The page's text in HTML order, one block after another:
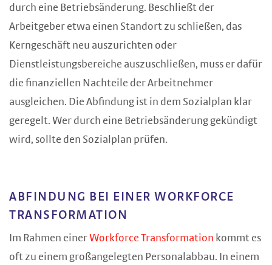
durch eine Betriebsänderung. Beschließt der
Arbeitgeber etwa einen Standort zu schließen, das
Kerngeschäft neu auszurichten oder
Dienstleistungsbereiche auszuschließen, muss er dafür
die finanziellen Nachteile der Arbeitnehmer
ausgleichen. Die Abfindung ist in dem Sozialplan klar
geregelt. Wer durch eine Betriebsänderung gekündigt
wird, sollte den Sozialplan prüfen.
ABFINDUNG BEI EINER WORKFORCE
TRANSFORMATION
Im Rahmen einerWorkforce Transformation kommt es
oft zu einem großangelegten Personalabbau. In einem